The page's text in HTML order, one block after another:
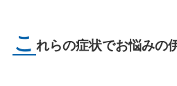
こ れらの症状でお悩みの